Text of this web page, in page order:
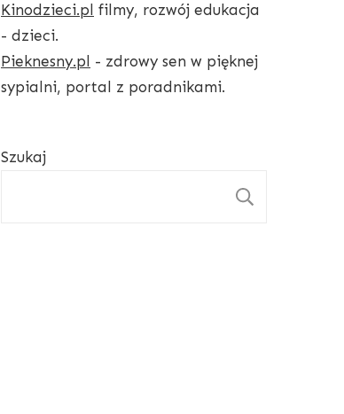
Kinodzieci.pl filmy, rozwój edukacja
- dzieci.
Pieknesny.pl - zdrowy sen w pięknej
sypialni, portal z poradnikami.
Szukaj